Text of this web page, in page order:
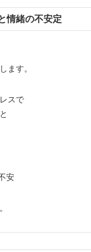
情緒の不安定
ます。
スで
安